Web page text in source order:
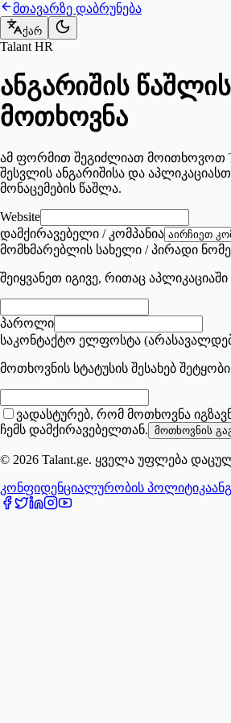
მთავარზე დაბრუნება
ქარ
Talant HR
ანგარიშის წაშლის
მოთხოვნა
ამ ფორმით შეგიძლიათ მოითხოვოთ
შესვლის ანგარიშისა და
მონაცემების წაშლა.
Website
დამქირავებელი / კომპანია
მომხმარებლის სახელი / პირადი
შეიყვანეთ იგივე, რითაც
პაროლი
საკონტაქტო ელფოსტა
მოთხოვნის სტატუსის შესახებ
ვადასტურებ, რომ მოთხოვნა
ჩემს დამქირავებელთან. მოთხოვნის
© 2026 Talant.ge. ყველა უფლება
კონფიდენციალურობის პოლიტიკა